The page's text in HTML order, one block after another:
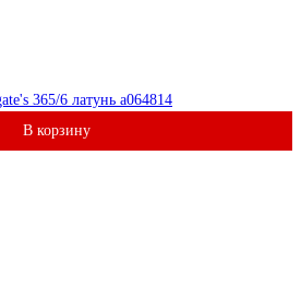
365/6 латунь a064814
В корзину